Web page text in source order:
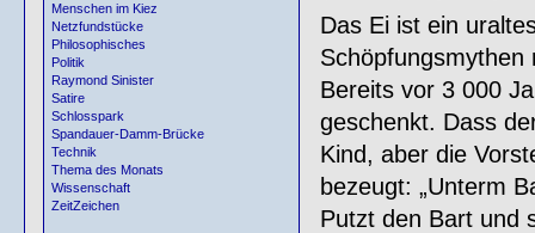
Menschen im Kiez
Netzfundstücke
Philosophisches
Politik
Raymond Sinister
Satire
Schlosspark
Spandauer-Damm-Brücke
Technik
Thema des Monats
Wissenschaft
ZeitZeichen
Das Ei ist ein
Bereits vor 3 000
geschenkt. Dass
Kind, aber die
bezeugt: „Unterm
Putzt den Bart und